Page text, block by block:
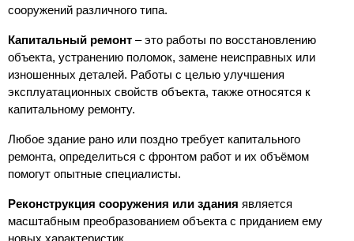
сооружений различного типа.
Капитальный ремонт – это работы по восстановлению
объекта, устранению поломок, замене неисправных или
изношенных деталей. Работы с целью улучшения
эксплуатационных свойств объекта, также относятся к
капитальному ремонту.
Любое здание рано или поздно требует капитального
ремонта, определиться с фронтом работ и их объёмом
помогут опытные специалисты.
Реконструкция сооружения или здания является
масштабным преобразованием объекта с приданием ему